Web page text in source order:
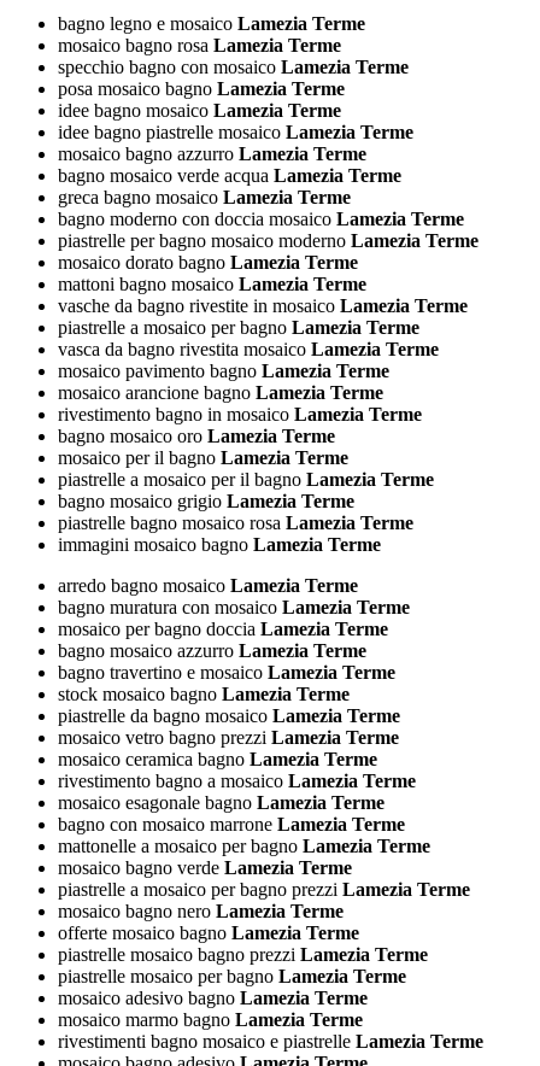
bagno legno e mosaico Lamezia Terme
mosaico bagno rosa Lamezia Terme
specchio bagno con mosaico Lamezia Terme
posa mosaico bagno Lamezia Terme
idee bagno mosaico Lamezia Terme
idee bagno piastrelle mosaico Lamezia Terme
mosaico bagno azzurro Lamezia Terme
bagno mosaico verde acqua Lamezia Terme
greca bagno mosaico Lamezia Terme
bagno moderno con doccia mosaico Lamezia Terme
piastrelle per bagno mosaico moderno Lamezia Terme
mosaico dorato bagno Lamezia Terme
mattoni bagno mosaico Lamezia Terme
vasche da bagno rivestite in mosaico Lamezia Terme
piastrelle a mosaico per bagno Lamezia Terme
vasca da bagno rivestita mosaico Lamezia Terme
mosaico pavimento bagno Lamezia Terme
mosaico arancione bagno Lamezia Terme
rivestimento bagno in mosaico Lamezia Terme
bagno mosaico oro Lamezia Terme
mosaico per il bagno Lamezia Terme
piastrelle a mosaico per il bagno Lamezia Terme
bagno mosaico grigio Lamezia Terme
piastrelle bagno mosaico rosa Lamezia Terme
immagini mosaico bagno Lamezia Terme
arredo bagno mosaico Lamezia Terme
bagno muratura con mosaico Lamezia Terme
mosaico per bagno doccia Lamezia Terme
bagno mosaico azzurro Lamezia Terme
bagno travertino e mosaico Lamezia Terme
stock mosaico bagno Lamezia Terme
piastrelle da bagno mosaico Lamezia Terme
mosaico vetro bagno prezzi Lamezia Terme
mosaico ceramica bagno Lamezia Terme
rivestimento bagno a mosaico Lamezia Terme
mosaico esagonale bagno Lamezia Terme
bagno con mosaico marrone Lamezia Terme
mattonelle a mosaico per bagno Lamezia Terme
mosaico bagno verde Lamezia Terme
piastrelle a mosaico per bagno prezzi Lamezia Terme
mosaico bagno nero Lamezia Terme
offerte mosaico bagno Lamezia Terme
piastrelle mosaico bagno prezzi Lamezia Terme
piastrelle mosaico per bagno Lamezia Terme
mosaico adesivo bagno Lamezia Terme
mosaico marmo bagno Lamezia Terme
rivestimenti bagno mosaico e piastrelle Lamezia Terme